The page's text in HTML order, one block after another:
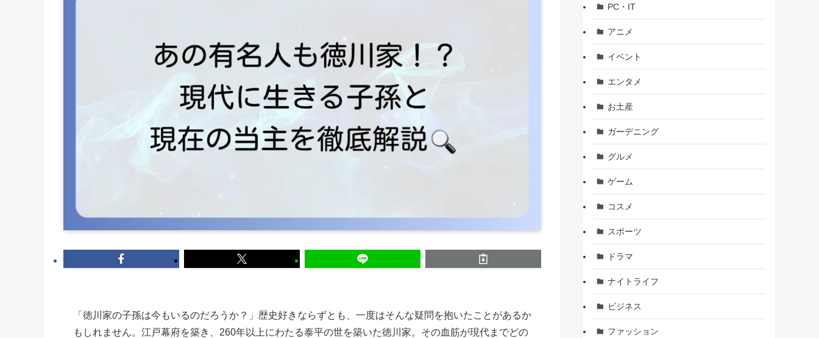
「徳川家の子孫は今もいるのだろうか？」歴史好きならずとも、一度はそんな疑問を抱いたことがあるか
もしれません。江戸幕府を築き、260年以上にわたる泰平の世を築いた徳川家。その血筋が現代までどの
PC・IT
アニメ
イベント
エンタメ
お土産
ガーデニング
グルメ
ゲーム
コスメ
スポーツ
ドラマ
ナイトライフ
ビジネス
ファッション